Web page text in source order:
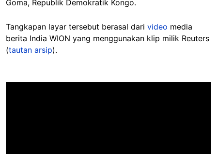
Goma, Republik Demokratik Kongo.
Tangkapan layar tersebut berasal dari video media
berita India WION yang menggunakan klip milik Reuters
(tautan arsip).